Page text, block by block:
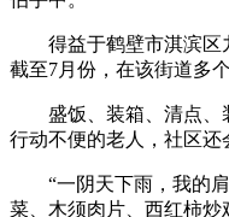
得益于鹤壁市淇滨区九
截至7月份，在该街道多
盛饭、装箱、清点、装
行动不便的老人，社区还
“一阴天下雨，我的肩
菜、木须肉片、西红柿炒